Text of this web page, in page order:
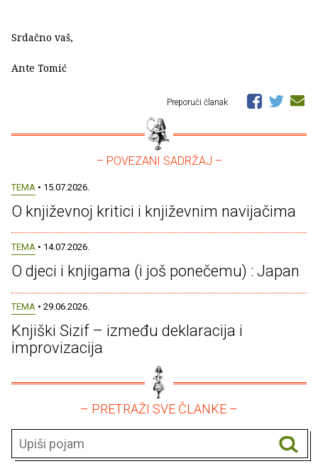
Srdačno vaš,
Ante Tomić
Preporuči članak
– POVEZANI SADRŽAJ –
TEMA • 15.07.2026.
O književnoj kritici i književnim navijačima
TEMA • 14.07.2026.
O djeci i knjigama (i još ponečemu) : Japan
TEMA • 29.06.2026.
Knjiški Sizif – između deklaracija i
improvizacija
– PRETRAŽI SVE ČLANKE –